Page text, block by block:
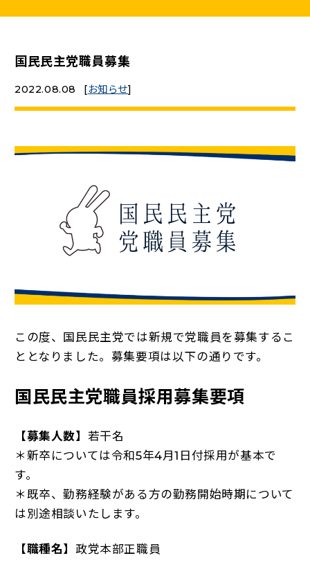
こくみんうさぎの部屋
参加・サポート
Go!Go!こくみんストア
こくみんオンラインスクール
国民民主党学生部 （新しいタブで開く）
二次創作ガイドライン（新しいタブで開く）
特定商取引法に基づく表記
国民民主党職員募集
2022.08.08 [お知らせ]
この度、国民民主党では新規で党職員を募集するこ
ととなりました。募集要項は以下の通りです。
国民民主党職員採用募集要項
【募集人数】 若干名
＊新卒については令和5年4月1日付採用が基本で
す。
＊既卒、勤務経験がある方の勤務開始時期について
は別途相談いたします。
【職種名】 政党本部正職員